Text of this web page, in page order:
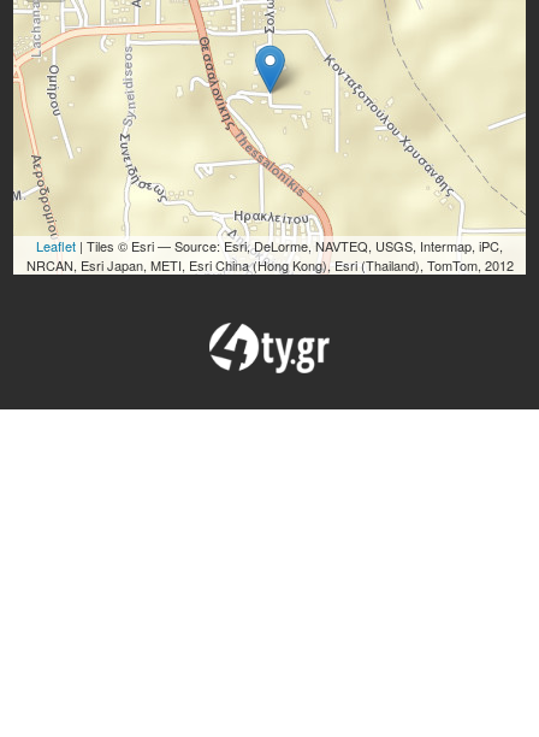
Leaflet | Tiles © Esri — Source: Esri, DeLorme, NAVTEQ, USGS, Intermap, iPC,
NRCAN, Esri Japan, METI, Esri China (Hong Kong), Esri (Thailand), TomTom, 2012